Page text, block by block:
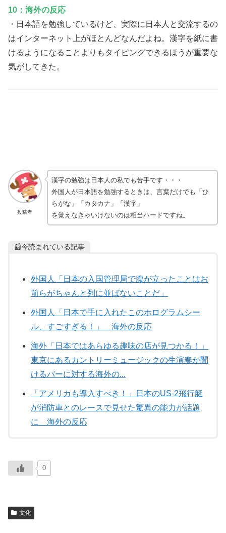
10：海外の反応
・日本語を勉強しているけど、実際に日本人と交流するの
はインターネット上がほとんどなんだよね。漢字を紙に書
けるようになることよりもタイピングできるほうが重要な
気がしてきた。
投稿者
漢字の勉強は日本人の私でも苦手です・・・
外国人が日本語を勉強するときは、言葉だけでも「ひ
らがな」「カタカナ」「漢字」
を覚えなきゃいけないのは相当ハードですね。
📰今読まれている記事
外国人「日本の入国管理局で腹が立ったことはお
前らがちゃんと列に並ばないことだ」
外国人「日本で手に入れたこのホログラムシー
ル、すごすぎる！」 海外の反応
海外「日本ではあらゆる趣味の店が見つかる！」
東京にあるカントリーミュージックの生演奏が聞
けるバーに対する海外の...
「アメリカも導入すべき！」日本のUS-2飛行艇
が消防車とのレースで見せた驚異の能力が話題
に 海外の反応
0
文化